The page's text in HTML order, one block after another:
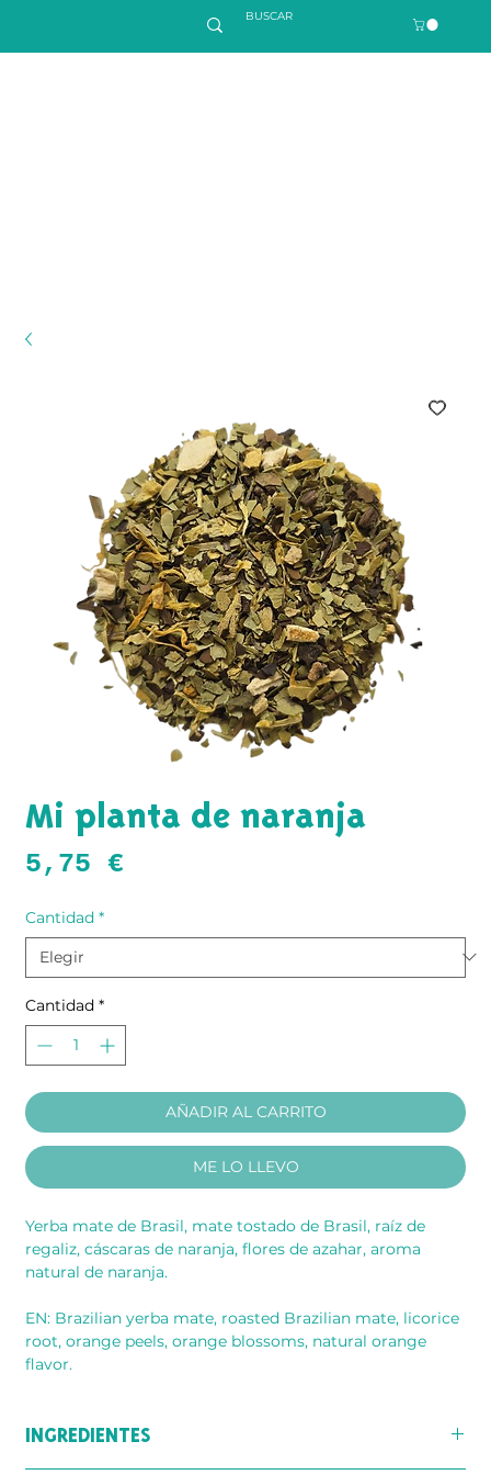
Mi planta de naranja
5,75 €
Cantidad *
Cantidad *
AÑADIR AL CARRITO
ME LO LLEVO
Yerba mate de Brasil, mate tostado de Brasil, raíz de
regaliz, cáscaras de naranja, flores de azahar, aroma
natural de naranja.
EN: Brazilian yerba mate, roasted Brazilian mate, licorice
root, orange peels, orange blossoms, natural orange
flavor.
INGREDIENTES